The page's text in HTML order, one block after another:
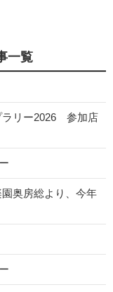
一覧
ラリー2026 参加店
園奥房総より、今年